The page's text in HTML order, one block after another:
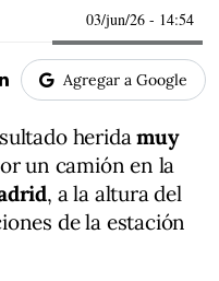
03/jun/26 - 14:54
Agregar a Google
heridamuy
un camión en la
, a la altura del
de la estación